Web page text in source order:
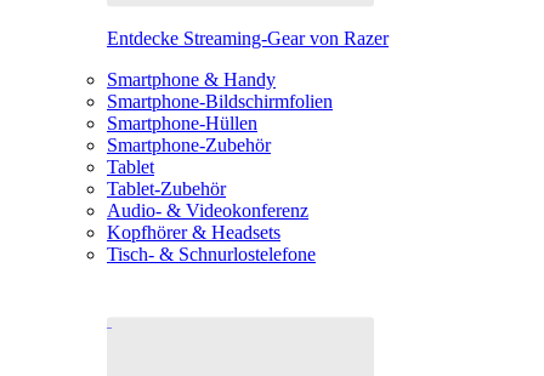
Entdecke Streaming-Gear von Razer
Smartphone & Handy
Smartphone-Bildschirmfolien
Smartphone-Hüllen
Smartphone-Zubehör
Tablet
Tablet-Zubehör
Audio- & Videokonferenz
Kopfhörer & Headsets
Tisch- & Schnurlostelefone